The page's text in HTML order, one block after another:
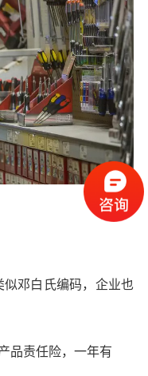
邓白氏编码，企业也
品责任险，一年有